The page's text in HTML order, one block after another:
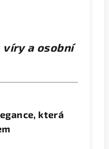
víry a osobní
která